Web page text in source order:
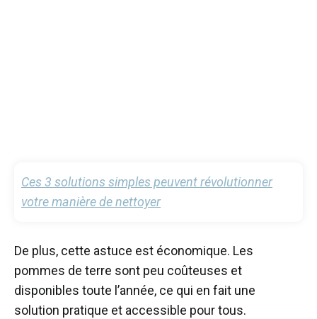
Ces 3 solutions simples peuvent révolutionner
votre manière de nettoyer
De plus, cette astuce est économique. Les
pommes de terre sont peu coûteuses et
disponibles toute l’année, ce qui en fait une
solution pratique et accessible pour tous.